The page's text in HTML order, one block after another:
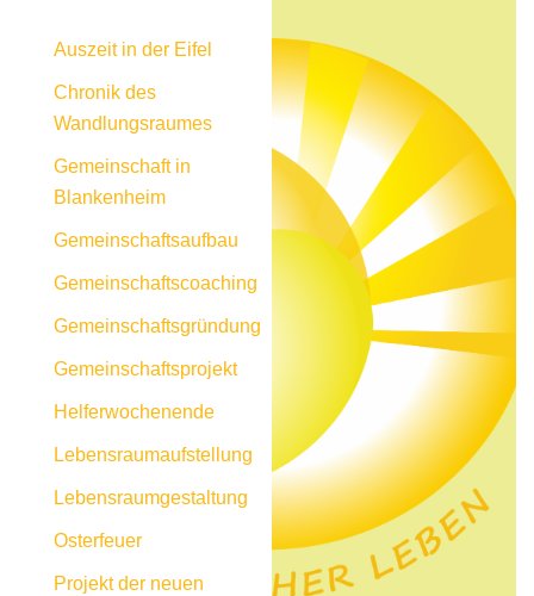
Auszeit in der Eifel
Chronik des
Wandlungsraumes
Gemeinschaft in
Blankenheim
Gemeinschaftsaufbau
Gemeinschaftscoaching
Gemeinschaftsgründung
Gemeinschaftsprojekt
Helferwochenende
Lebensraumaufstellung
Lebensraumgestaltung
Osterfeuer
Projekt der neuen